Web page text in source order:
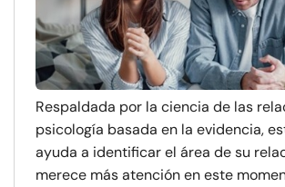
Respaldada por la ciencia de las
psicología basada en la evidencia,
ayuda a identificar el área de su
merece más atención en este